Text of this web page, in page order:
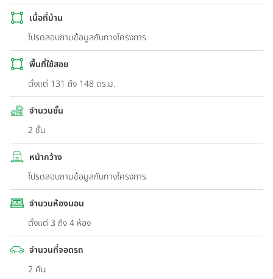
เนื้อที่บ้าน
โปรดสอบถามข้อมูลกับทางโครงการ
พื้นที่ใช้สอย
ตั้งแต่ 131 ถึง 148 ตร.ม.
จำนวนชั้น
2 ชั้น
หน้ากว้าง
โปรดสอบถามข้อมูลกับทางโครงการ
จำนวนห้องนอน
ตั้งแต่ 3 ถึง 4 ห้อง
จำนวนที่จอดรถ
2 คัน